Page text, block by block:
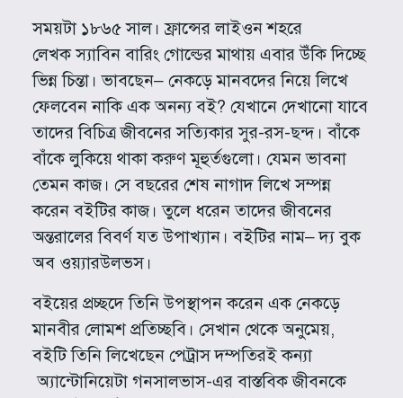
সময়টা ১৮৬৫ সাল। ফ্রান্সের লাইওন শহরে
লেখক স্যাবিন বারিং গোল্ডের মাথায় এবার উঁকি দিচ্ছে
ভিন্ন চিন্তা। ভাবছেন– নেকড়ে মানবদের নিয়ে লিখে
ফেলবেন নাকি এক অনন্য বই? যেখানে দেখানো যাবে
তাদের বিচিত্র জীবনের সত্যিকার সুর-রস-ছন্দ। বাঁকে
বাঁকে লুকিয়ে থাকা করুণ মূহুর্তগুলো। যেমন ভাবনা
তেমন কাজ। সে বছরের শেষ নাগাদ লিখে সম্পন্ন
করেন বইটির কাজ। তুলে ধরেন তাদের জীবনের
অন্তরালের বিবর্ণ যত উপাখ্যান। বইটির নাম– দ্য বুক
অব ওয়্যারউলভস।
বইয়ের প্রচ্ছদে তিনি উপস্থাপন করেন এক নেকড়ে
মানবীর লোমশ প্রতিচ্ছবি। সেখান থেকে অনুমেয়,
বইটি তিনি লিখেছেন পেট্রাস দম্পতিরই কন্যা
অ্যান্টোনিয়েটা গনসালভাস-এর বাস্তবিক জীবনকে